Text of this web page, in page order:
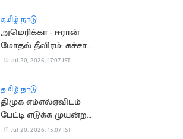
தமிழ் நாடு
அமெரிக்கா - ஈரான்
மோதல் தீவிரம்: கச்சா
எண்ணெய் தட்டுப்பாடு
Jul 20, 2026, 17:07 IST
தமிழ் நாடு
திமுக எம்எல்ஏவிடம்
பேட்டி எடுக்க முயன்ற
செய்தியாளர்களுக்கு
Jul 20, 2026, 15:07 IST